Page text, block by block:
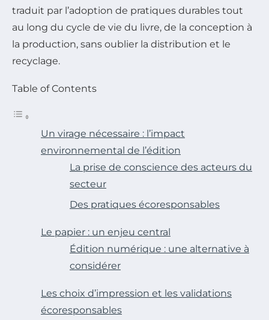
traduit par l’adoption de pratiques durables tout
au long du cycle de vie du livre, de la conception à
la production, sans oublier la distribution et le
recyclage.
Table of Contents
Un virage nécessaire : l’impact
environnemental de l’édition
La prise de conscience des acteurs du
secteur
Des pratiques écoresponsables
Le papier : un enjeu central
Édition numérique : une alternative à
considérer
Les choix d’impression et les validations
écoresponsables